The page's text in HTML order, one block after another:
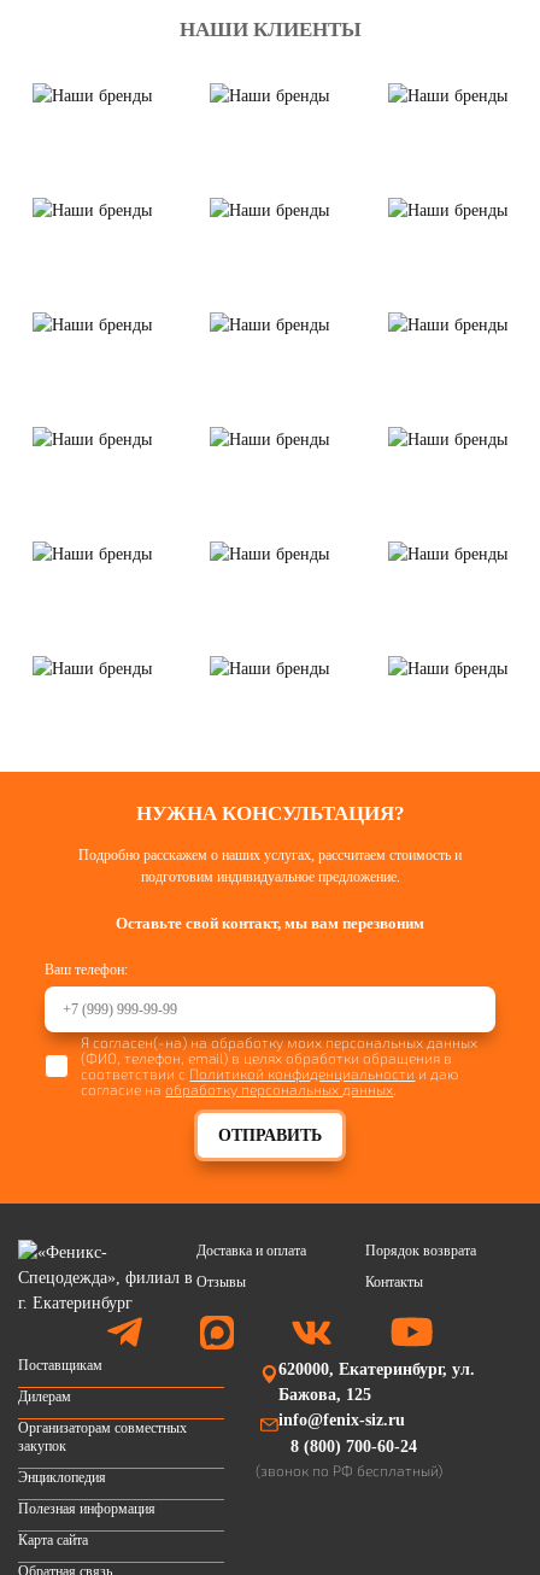
НАШИ КЛИЕНТЫ
НУЖНА КОНСУЛЬТАЦИЯ?
Подробно расскажем о наших услугах, рассчитаем стоимость и
подготовим индивидуальное предложение.
Оставьте свой контакт, мы вам перезвоним
Ваш телефон:
ОТПРАВИТЬ
Я согласен(-на) на обработку моих персональных данных
(ФИО, телефон, email) в целях обработки обращения в
соответствии с Политикой конфиденциальности и даю
согласие наобработку персональных данных
Доставка и оплата
Порядок возврата
Отзывы
Контакты
Поставщикам
Дилерам
Организаторам совместных
закупок
Энциклопедия
Полезная информация
Карта сайта
Обратная связь
620000, Екатеринбург, ул.
Бажова, 125
info@fenix-siz.ru
8 (800) 700-60-24
(звонок по РФ бесплатный)